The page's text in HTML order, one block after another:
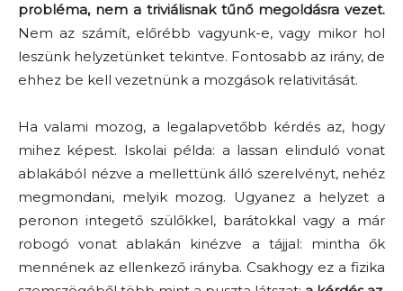
probléma, nem a triviálisnak tűnő megoldásra vezet.
Nem az számít, előrébb vagyunk-e, vagy mikor hol
leszünk helyzetünket tekintve. Fontosabb az irány, de
ehhez be kell vezetnünk a mozgások relativitását.
Ha valami mozog, a legalapvetőbb kérdés az, hogy
mihez képest. Iskolai példa: a lassan elinduló vonat
ablakából nézve a mellettünk álló szerelvényt, nehéz
megmondani, melyik mozog. Ugyanez a helyzet a
peronon integető szülőkkel, barátokkal vagy a már
robogó vonat ablakán kinézve a tájjal: mintha ők
mennének az ellenkező irányba. Csakhogy ez a fizika